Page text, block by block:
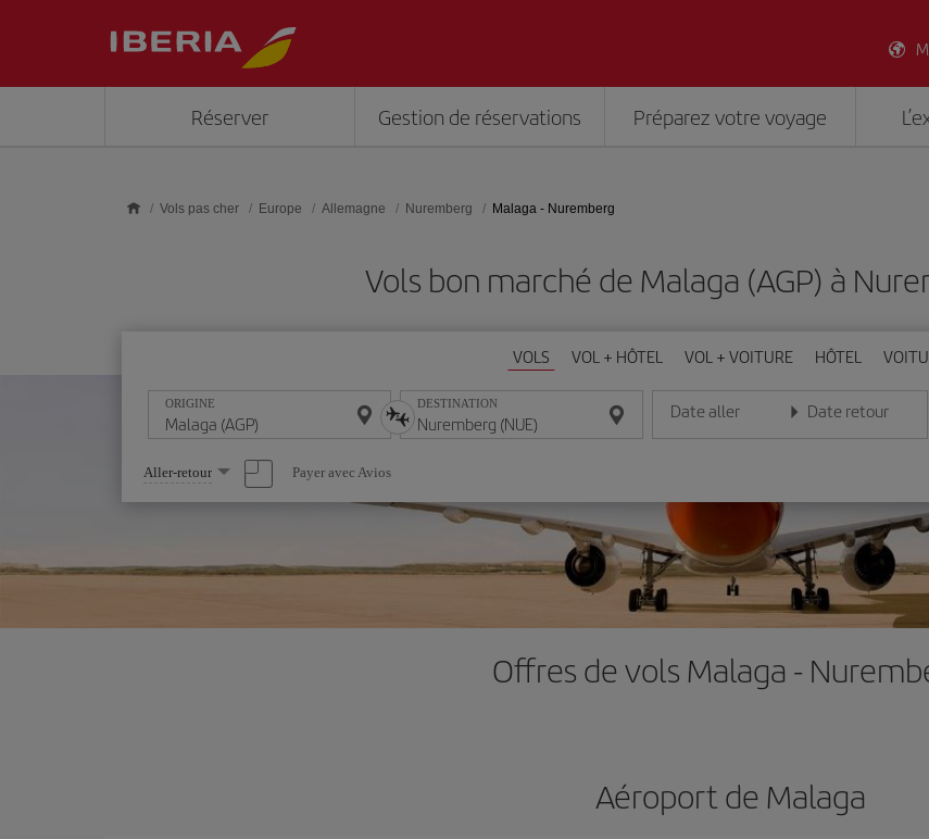
Réserver Gestion de réservations Préparez votre voyage
Vols pas cher Europe Allemagne Nuremberg Malaga - Nuremberg
Vols bon marché de Malaga (AGP) à
VOLS VOL + HÔTEL VOL + VOITURE HÔTEL
ORIGINE DESTINATION Date aller
Entrez la date au format jour/mois/année
Date retour
Entrez la date au
Sélectionnez
une
option
Aller-retour Payer avec Avios
Offres de vols Malaga -
Aéroport de Malaga